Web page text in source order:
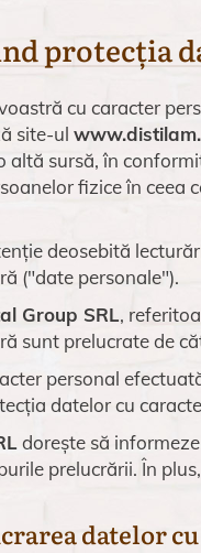
protecția
cu caracter
site-ul
altă sursă, în
fizice în ceea
deosebită
("date personale").
Group SRL,
sunt prelucrate de
personal
datelor cu
dorește să
prelucrării. În
datelor